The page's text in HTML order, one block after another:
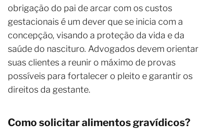
obrigação do pai de arcar com os custos
gestacionais é um dever que se inicia com a
concepção, visando a proteção da vida e da
saúde do nascituro. Advogados devem orientar
suas clientes a reunir o máximo de provas
possíveis para fortalecer o pleito e garantir os
direitos da gestante.
Como solicitar alimentos gravídicos?